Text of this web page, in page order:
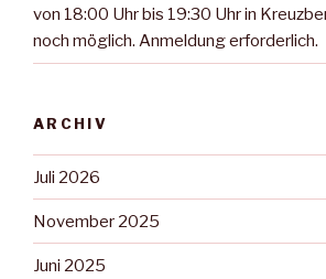
von 18:00 Uhr bis 19:30 Uhr in
noch möglich. Anmeldung erforderlich.
ARCHIV
Juli 2026
November 2025
Juni 2025